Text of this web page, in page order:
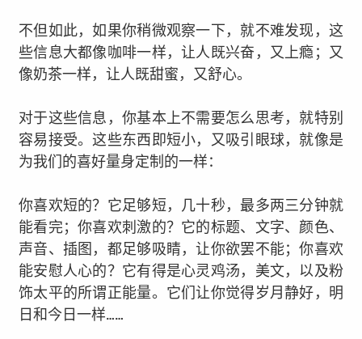
不但如此，如果你稍微观察一下，就不难发现，这
些信息大都像咖啡一样，让人既兴奋，又上瘾；又
像奶茶一样，让人既甜蜜，又舒心。
对于这些信息，你基本上不需要怎么思考，就特别
容易接受。这些东西即短小，又吸引眼球，就像是
为我们的喜好量身定制的一样：
你喜欢短的？它足够短，几十秒，最多两三分钟就
能看完； 你喜欢刺激的？它的标题、文字、颜色、
声音、插图，都足够吸睛，让你欲罢不能；你喜欢
能安慰人心的？它有得是心灵鸡汤，美文，以及粉
饰太平的所谓正能量。 它们让你觉得岁月静好，明
日和今日一样……